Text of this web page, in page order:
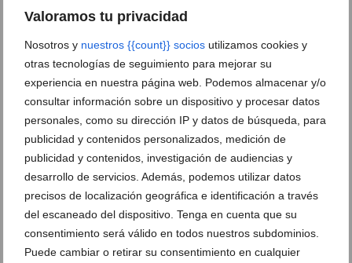
Valoramos tu privacidad
Nosotros y nuestros {{count}} socios utilizamos cookies y
otras tecnologías de seguimiento para mejorar su
experiencia en nuestra página web. Podemos almacenar y/o
consultar información sobre un dispositivo y procesar datos
personales, como su dirección IP y datos de búsqueda, para
publicidad y contenidos personalizados, medición de
publicidad y contenidos, investigación de audiencias y
desarrollo de servicios. Además, podemos utilizar datos
precisos de localización geográfica e identificación a través
del escaneado del dispositivo. Tenga en cuenta que su
consentimiento será válido en todos nuestros subdominios.
Puede cambiar o retirar su consentimiento en cualquier
Ver promociones